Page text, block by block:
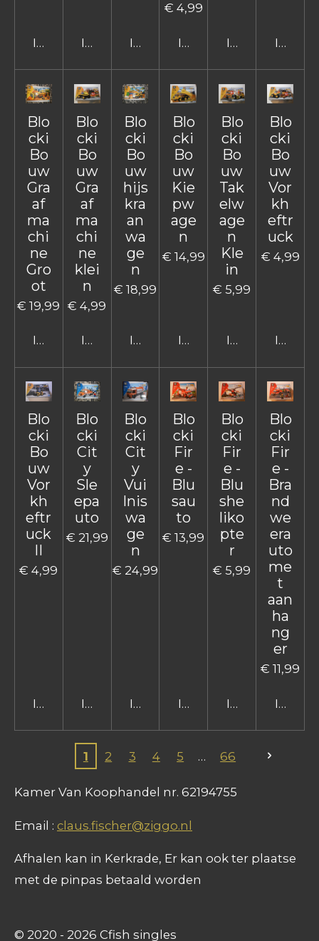
In winkelwagenIn winkelwagenIn winkelwagen
€ 4,99
In winkelwagen
In In
Blo
cki
Bo
uw
Gra
af
ma
chi
ne
Gro
ot
€ 19,99
In winkelwagen
Blo
cki
Bo
uw
Gra
af
ma
chi
ne
klei
n
€ 4,99
In winkelwagen
Blo
cki
Bo
uw
hijs
kra
an
wa
ge
n
€ 18,99
In winkelwagen
Blo
cki
Bo
uw
Kie
pw
age
n
€ 14,99
In winkelwagen
Blo
cki
Bo
uw
Tak
elw
age
n
Kle
in
€ 5,99
In
Blo
cki
Bo
uw
Vor
kh
eftr
uck
€ 4,99
In
Blo
cki
Bo
uw
Vor
kh
eftr
uck
€ 4,99
In winkelwagen
Blo
cki
Cit
y
Sle
epa
uto
€ 21,99
In winkelwagen
Blo
cki
Cit
y
Vui
lnis
wa
ge
n
€ 24,99
In winkelwagen
Blo
cki
Fir
e -
Blu
sau
to
€ 13,99
In winkelwagen
Blo
cki
Fir
e -
Blu
she
liko
pte
r
€ 5,99
In
Blo
cki
Fir
e -
Bra
nd
we
era
uto
me
t
aan
ha
ng
er
€ 11,99
In
1 2 3 4 5 66
Kamer Van Koophandel nr. 62194755
Email : claus.fischer@ziggo.nl
Afhalen kan in Kerkrade, Er kan ook ter plaatse
met de pinpas betaald worden
© 2020 - 2026 Cfish singles